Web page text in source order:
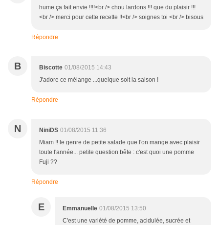
hume ça fait envie !!!!<br /> chou lardons !!! que du plaisir !!!
<br /> merci pour cette recette !!<br /> soignes toi <br /> bisous
Répondre
B Biscotte 01/08/2015 14:43
J'adore ce mélange ...quelque soit la saison !
Répondre
N NiniDS 01/08/2015 11:36
Miam !! le genre de petite salade que l'on mange avec plaisir
toute l'année... petite question bête : c'est quoi une pomme
Fuji ??
Répondre
E Emmanuelle 01/08/2015 13:50
C'est une variété de pomme, acidulée, sucrée et